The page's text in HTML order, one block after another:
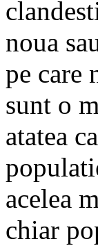
noua
pe care
sunt o
atatea
acelea
chiar